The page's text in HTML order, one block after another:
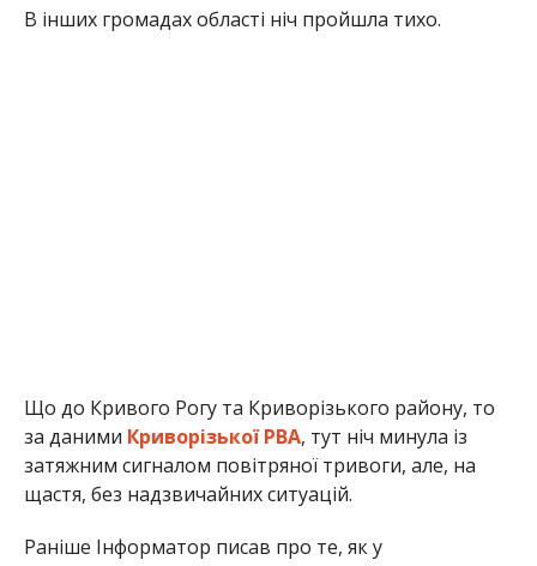
В інших громадах області ніч пройшла тихо.
Що до Кривого Рогу та Криворізького району, то
за даними Криворізької РВА, тут ніч минула із
затяжним сигналом повітряної тривоги, але, на
щастя, без надзвичайних ситуацій.
Раніше Інформатор писав про те, як у